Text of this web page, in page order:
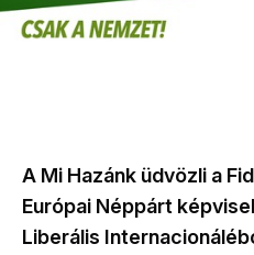
A Mi Hazánk üdvözli a
Európai Néppárt
Liberális